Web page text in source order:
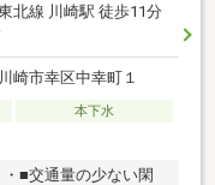
北線 川崎駅 徒歩11分
崎市幸区中幸町１
本下水
■交通量の少ない閑